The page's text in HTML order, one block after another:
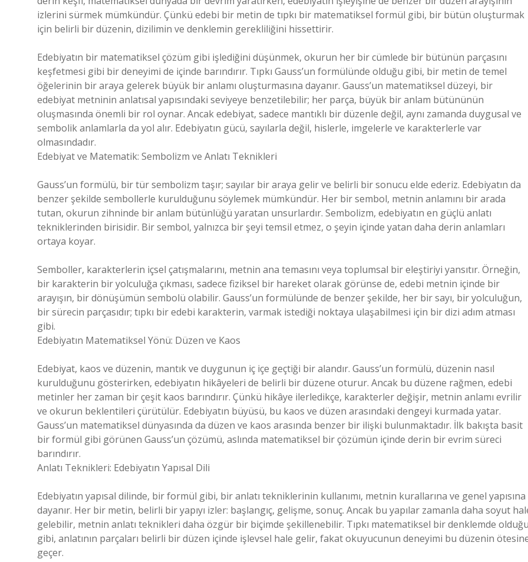
izlerini sürmek mümkündür. Çünkü edebi bir metin de tıpkı bir matematiksel formül gibi, bir bütün oluşturmak
için belirli bir düzenin, dizilimin ve denklemin gerekliliğini hissettirir.
Edebiyatın bir matematiksel çözüm gibi işlediğini düşünmek, okurun her bir cümlede bir bütünün parçasını
keşfetmesi gibi bir deneyimi de içinde barındırır. Tıpkı Gauss’un formülünde olduğu gibi, bir metin de temel
öğelerinin bir araya gelerek büyük bir anlamı oluşturmasına dayanır. Gauss’un matematiksel düzeyi, bir
edebiyat metninin anlatısal yapısındaki seviyeye benzetilebilir; her parça, büyük bir anlam bütününün
oluşmasında önemli bir rol oynar. Ancak edebiyat, sadece mantıklı bir düzenle değil, aynı zamanda duygusal ve
sembolik anlamlarla da yol alır. Edebiyatın gücü, sayılarla değil, hislerle, imgelerle ve karakterlerle var
olmasındadır.
Edebiyat ve Matematik: Sembolizm ve Anlatı Teknikleri
Gauss’un formülü, bir tür sembolizm taşır; sayılar bir araya gelir ve belirli bir sonucu elde ederiz. Edebiyatın da
benzer şekilde sembollerle kurulduğunu söylemek mümkündür. Her bir sembol, metnin anlamını bir arada
tutan, okurun zihninde bir anlam bütünlüğü yaratan unsurlardır. Sembolizm, edebiyatın en güçlü anlatı
tekniklerinden birisidir. Bir sembol, yalnızca bir şeyi temsil etmez, o şeyin içinde yatan daha derin anlamları
ortaya koyar.
Semboller, karakterlerin içsel çatışmalarını, metnin ana temasını veya toplumsal bir eleştiriyi yansıtır. Örneğin,
bir karakterin bir yolculuğa çıkması, sadece fiziksel bir hareket olarak görünse de, edebi metnin içinde bir
arayışın, bir dönüşümün sembolü olabilir. Gauss’un formülünde de benzer şekilde, her bir sayı, bir yolculuğun,
bir sürecin parçasıdır; tıpkı bir edebi karakterin, varmak istediği noktaya ulaşabilmesi için bir dizi adım atması
gibi.
Edebiyatın Matematiksel Yönü: Düzen ve Kaos
Edebiyat, kaos ve düzenin, mantık ve duygunun iç içe geçtiği bir alandır. Gauss’un formülü, düzenin nasıl
kurulduğunu gösterirken, edebiyatın hikâyeleri de belirli bir düzene oturur. Ancak bu düzene rağmen, edebi
metinler her zaman bir çeşit kaos barındırır. Çünkü hikâye ilerledikçe, karakterler değişir, metnin anlamı evrilir
ve okurun beklentileri çürütülür. Edebiyatın büyüsü, bu kaos ve düzen arasındaki dengeyi kurmada yatar.
Gauss’un matematiksel dünyasında da düzen ve kaos arasında benzer bir ilişki bulunmaktadır. İlk bakışta basit
bir formül gibi görünen Gauss’un çözümü, aslında matematiksel bir çözümün içinde derin bir evrim süreci
barındırır.
Anlatı Teknikleri: Edebiyatın Yapısal Dili
Edebiyatın yapısal dilinde, bir formül gibi, bir anlatı tekniklerinin kullanımı, metnin kurallarına ve genel yapısına
dayanır. Her bir metin, belirli bir yapıyı izler: başlangıç, gelişme, sonuç. Ancak bu yapılar zamanla daha soyut
gelebilir, metnin anlatı teknikleri daha özgür bir biçimde şekillenebilir. Tıpkı matematiksel bir denklemde olduğu
gibi, anlatının parçaları belirli bir düzen içinde işlevsel hale gelir, fakat okuyucunun deneyimi bu düzenin
geçer.